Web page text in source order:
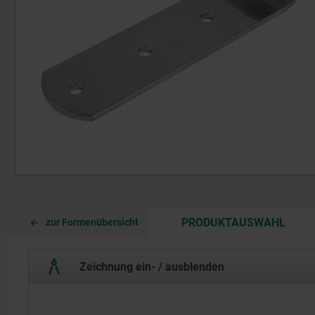
zur Formenübersicht PRODUKTAUSWAHL
Zeichnung ein- / ausblenden